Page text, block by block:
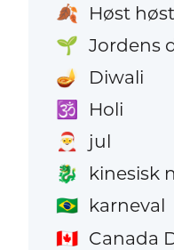
🍂 Høst høst
🌱 Jordens
🪔 Diwali
🕉️ Holi
🎅 jul
🐉 kinesisk
🇧🇷 karneval
🇨🇦 Canada